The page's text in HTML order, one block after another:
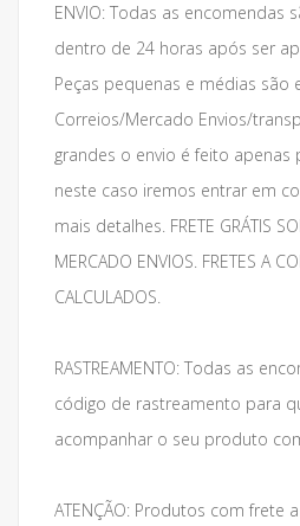
ENVIO: Todas as encomendas
dentro de 24 horas após ser
Peças pequenas e médias são
Correios/Mercado Envios/
grandes o envio é feito
neste caso iremos entrar em
mais detalhes. FRETE GRÁTIS
MERCADO ENVIOS. FRETES A
CALCULADOS.
RASTREAMENTO: Todas as
código de rastreamento para
acompanhar o seu produto
ATENÇÃO: Produtos com frete